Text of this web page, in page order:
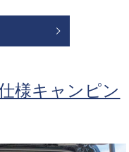
様キャンピン